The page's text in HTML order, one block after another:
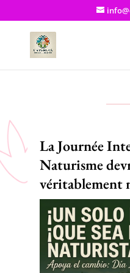
La Journée
Naturisme
véritablement